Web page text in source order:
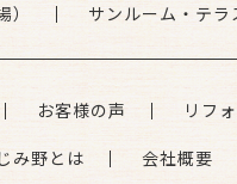
サンルーム・テラ
お客様の声
リフ
み野とは 会社概要